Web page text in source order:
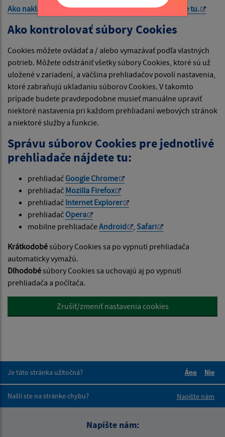
Ako nakladá Google s vašimi súbormi Cookies nájdetetu.
Ako kontrolovať súbory Cookies
Cookies môžete ovládať a / alebo vymazávať podľa vlastných
potrieb. Môžete odstrániť všetky súbory Cookies, ktoré sú už
uložené v zariadení, a väčšina prehliadačov povolí nastavenia,
ktoré zabraňujú ukladaniu súborov Cookies. V takomto
prípade budete pravdepodobne musieť manuálne upraviť
niektoré nastavenia pri každom prehliadaní webových stránok
a niektoré služby a funkcie.
Správu súborov Cookies pre jednotlivé
prehliadače nájdete tu:
prehliadač Google Chrome
prehliadač Mozilla Firefox
prehliadač Internet Explorer
prehliadač Opera
mobilne prehliadačeAndroid
Safari
Krátkodobésúbory Cookies sa po vypnutí prehliadača
automaticky vymažú.
Dlhodobésúbory Cookies sa uchovajú aj po vypnutí
prehliadača a počítača.
Zrušiť/zmeniť nastavenia cookies
Je táto stránka užitočná?
Áno
Nie
Našli ste na stránke chybu?
Napíšte nám
Napíšte nám: